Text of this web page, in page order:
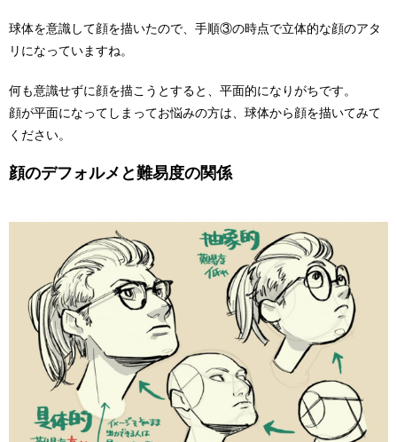
球体を意識して顔を描いたので、手順③の時点で立体的な顔のアタ
リになっていますね。
何も意識せずに顔を描こうとすると、平面的になりがちです。
顔が平面になってしまってお悩みの方は、球体から顔を描いてみて
ください。
顔のデフォルメと難易度の関係